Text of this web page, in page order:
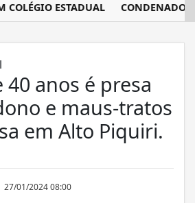
ESTADUAL CONDENADO POR
anos é presa
e maus-tratos
em Alto Piquiri.
27/01/2024 08:00